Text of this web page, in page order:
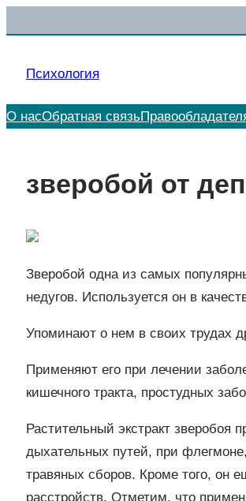
к
Психология
О насОбратная связь
зверобой от
Зверобой одна из самых
недугов. Используется он в
Упоминают о нем в своих трудах
Применяют его при лечении
кишечного тракта, простудных
Растительный экстракт зверобоя
дыхательных путей, при
травяных сборов. Кроме того, он
расстройств. Отметим, что